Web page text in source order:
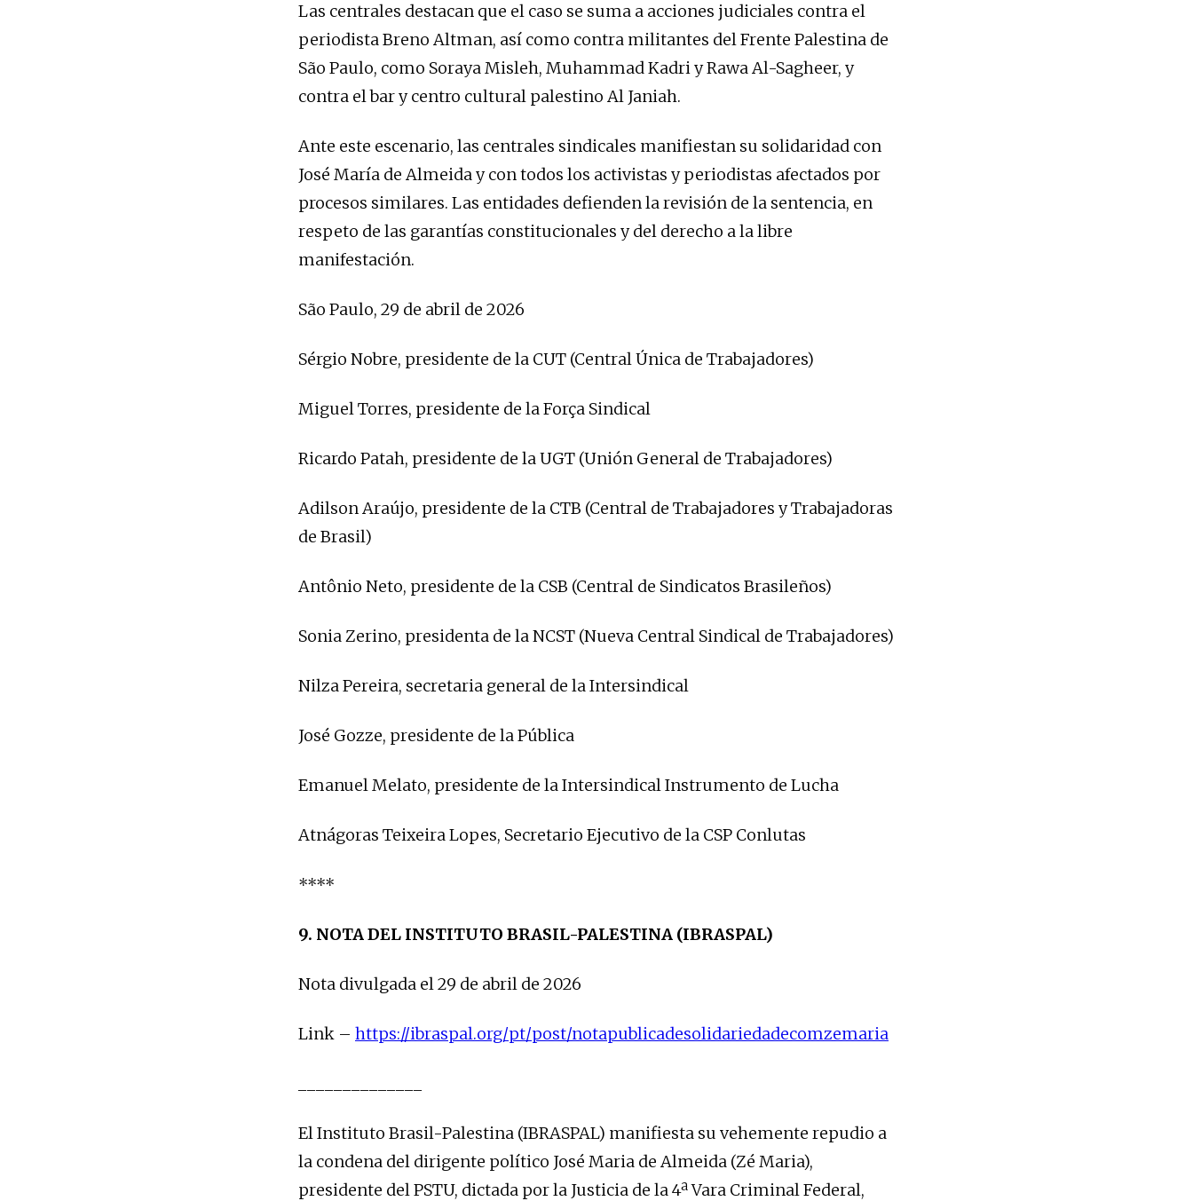
Las centrales destacan que el caso se suma a acciones judiciales contra el
periodista Breno Altman, así como contra militantes del Frente Palestina de
São Paulo, como Soraya Misleh, Muhammad Kadri y Rawa Al-Sagheer, y
contra el bar y centro cultural palestino Al Janiah.
Ante este escenario, las centrales sindicales manifiestan su solidaridad con
José María de Almeida y con todos los activistas y periodistas afectados por
procesos similares. Las entidades defienden la revisión de la sentencia, en
respeto de las garantías constitucionales y del derecho a la libre
manifestación.
São Paulo, 29 de abril de 2026
Sérgio Nobre, presidente de la CUT (Central Única de Trabajadores)
Miguel Torres, presidente de la Força Sindical
Ricardo Patah, presidente de la UGT (Unión General de Trabajadores)
Adilson Araújo, presidente de la CTB (Central de Trabajadores y Trabajadoras
de Brasil)
Antônio Neto, presidente de la CSB (Central de Sindicatos Brasileños)
Sonia Zerino, presidenta de la NCST (Nueva Central Sindical de Trabajadores)
Nilza Pereira, secretaria general de la Intersindical
José Gozze, presidente de la Pública
Emanuel Melato, presidente de la Intersindical Instrumento de Lucha
Atnágoras Teixeira Lopes, Secretario Ejecutivo de la CSP Conlutas
****
9. NOTA DEL INSTITUTO BRASIL-PALESTINA (IBRASPAL)
Nota divulgada el 29 de abril de 2026
Link – https://ibraspal.org/pt/post/notapublicadesolidariedadecomzemaria
El Instituto Brasil-Palestina (IBRASPAL) manifiesta su vehemente repudio a
la condena del dirigente político José Maria de Almeida (Zé Maria),
presidente del PSTU, dictada por la Justicia de la 4ª Vara Criminal Federal,